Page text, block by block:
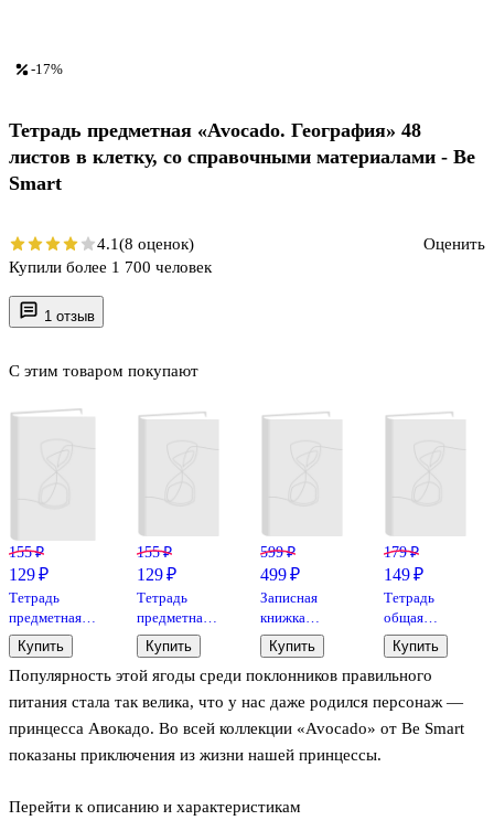
1 отзыв
Популярность этой ягоды среди поклонников правильного
питания стала так велика, что у нас даже родился персонаж —
принцесса Авокадо. Во всей коллекции «Avocado» от Be Smart
показаны приключения из жизни нашей принцессы.
Давайте наблюдать за сюжетом вместе с нашей тетрадью по
Перейти к описанию и характеристикам
С этим товаром покупают
155 ₽
129 ₽
Тетрадь
предметная
«Shades.
Биология» 48
листов в
клетку, со
материалами -
Listoff
Купить
155 ₽
129 ₽
Тетрадь
предметная
«Shades.
История» 48
листов в
клетку, со
материалами
- Listoff
Купить
599 ₽
499 ₽
Записная
книжка
«Synonims.
2» А6+, 80
листов в
линейку,
Listoff
Купить
179 ₽
149 ₽
Тетрадь
общая
«Atomic
Heart 5», 96
листов в
клетку, А5, в
- Atomic
Купить
-17%
Тетрадь предметная «Avocado. География» 48
листов в клетку, со справочными материалами - Be
Smart
4.1(8 оценок)
Оценить
Купили более 1 700 человек